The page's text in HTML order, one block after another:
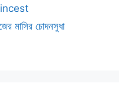
incest
মাসির চোদনসুধা